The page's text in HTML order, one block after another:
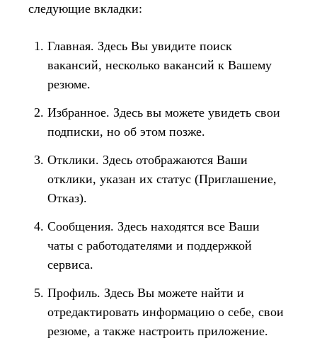
следующие вкладки:
Главная. Здесь Вы увидите поиск
вакансий, несколько вакансий к Вашему
резюме.
Избранное. Здесь вы можете увидеть свои
подписки, но об этом позже.
Отклики. Здесь отображаются Ваши
отклики, указан их статус (Приглашение,
Отказ).
Сообщения. Здесь находятся все Ваши
чаты с работодателями и поддержкой
сервиса.
Профиль. Здесь Вы можете найти и
отредактировать информацию о себе, свои
резюме, а также настроить приложение.